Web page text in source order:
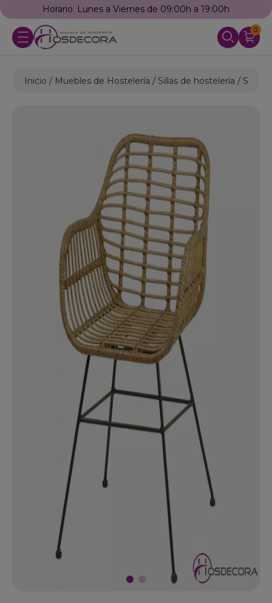
Horario: Lunes a Viernes de 09:00h a 19:00h
0
Inicio Muebles de Hostelería Sillas de hostelería Sillas